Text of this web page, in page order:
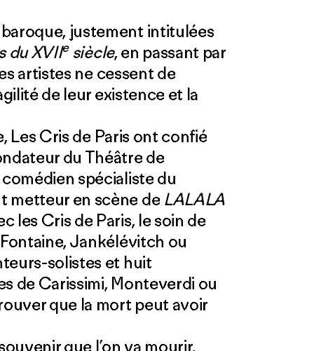
justement intitulées
du XVIIesiècle, en passant par
artistes ne cessent de
de leur existence et la
Les Cris de Paris ont confié
du Théâtre de
spécialiste du
metteur en scène de LALALA
les Cris de Paris, le soin de
Jankélévitch ou
solistes et huit
de Carissimi, Monteverdi ou
que la mort peut avoir
que l’on va mourir,